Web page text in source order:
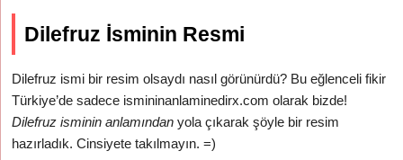
Dilefruz İsminin Resmi
Dilefruz ismi bir resim olsaydı nasıl görünürdü? Bu eğlenceli fikir
Türkiye’de sadece ismininanlaminedirx.com olarak bizde!
Dilefruz isminin anlamından yola çıkarak şöyle bir resim
hazırladık. Cinsiyete takılmayın. =)